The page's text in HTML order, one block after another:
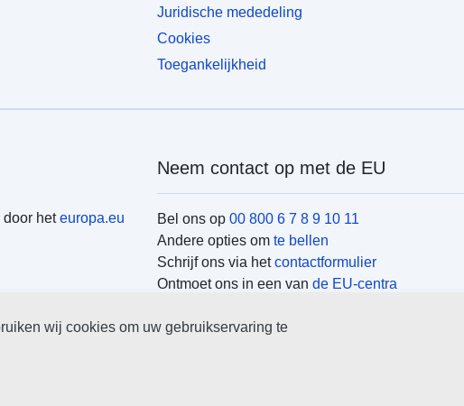
Juridische mededeling
Cookies
Toegankelijkheid
door heteuropa.eu
Neem contact op met de EU
Bel ons op 00 800 6 7 8 9 10 11
Andere opties om te bellen
Schrijf ons via hetcontactformulier
Ontmoet ons in een van de EU-centra
wij cookies om uw gebruikservaring te